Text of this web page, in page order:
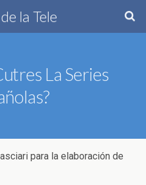
la Tele
La Series
para la elaboración de